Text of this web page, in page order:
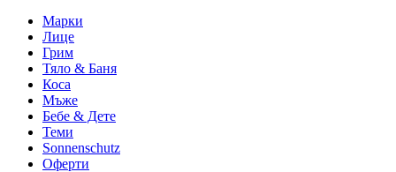
Марки
Лице
Грим
Тяло & Баня
Коса
Мъже
Бебе & Дете
Теми
Sonnenschutz
Оферти